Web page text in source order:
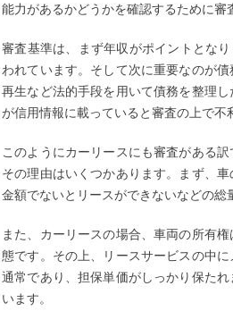
能力があるかどうかを確認するために審
審査基準は、まず年収がポイントとな
われています。そして次に重要なのが
再生など法的手段を用いて債務を整理
が信用情報に載っていると審査の上で不
このようにカーリースにも審査がある
その理由はいくつかあります。まず、
金額でないとリースができないなどの総
また、カーリースの場合、車両の所有
態です。その上、リースサービスの中
通常であり、担保単価がしっかり保た
います。